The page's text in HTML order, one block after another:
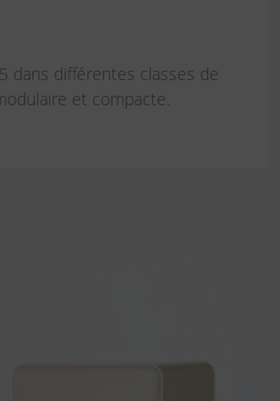
dans différentes classes de
et compacte.